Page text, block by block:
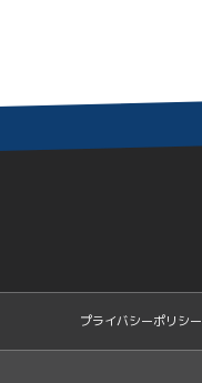
プライバシーポリシー